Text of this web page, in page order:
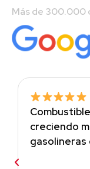
Más de 300.000
creciendo
gasolineras